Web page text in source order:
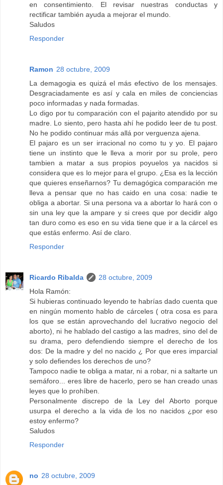
en consentimiento. El revisar nuestras conductas y
rectificar también ayuda a mejorar el mundo.
Saludos
Responder
Ramon 28 octubre, 2009
La demagogia es quizá el más efectivo de los mensajes.
Desgraciadamente es así y cala en miles de conciencias
poco informadas y nada formadas.
Lo digo por tu comparación con el pajarito atendido por su
madre. Lo siento, pero hasta ahí he podido leer de tu post.
No he podido continuar más allá por verguenza ajena.
El pajaro es un ser irracional no como tu y yo. El pajaro
tiene un instinto que le lleva a morir por su prole, pero
tambien a matar a sus propios poyuelos ya nacidos si
considera que es lo mejor para el grupo. ¿Esa es la lección
que quieres enseñarnos? Tu demagógica comparación me
lleva a pensar que no has caido en una cosa: nadie te
obliga a abortar. Si una persona va a abortar lo hará con o
sin una ley que la ampare y si crees que por decidir algo
tan duro como es eso en su vida tiene que ir a la cárcel es
que estás enfermo. Así de claro.
Responder
Ricardo Ribalda
28 octubre, 2009
Hola Ramón:
Si hubieras continuado leyendo te habrías dado cuenta que
en ningún momento hablo de cárceles ( otra cosa es para
los que se están aprovechando del lucrativo negocio del
aborto), ni he hablado del castigo a las madres, sino del de
su drama, pero defendiendo siempre el derecho de los
dos: De la madre y del no nacido ¿ Por que eres imparcial
y solo defiendes los derechos de uno?
Tampoco nadie te obliga a matar, ni a robar, ni a saltarte un
semáforo... eres libre de hacerlo, pero se han creado unas
leyes que lo prohíben.
Personalmente discrepo de la Ley del Aborto porque
usurpa el derecho a la vida de los no nacidos ¿por eso
estoy enfermo?
Saludos
Responder
no 28 octubre, 2009